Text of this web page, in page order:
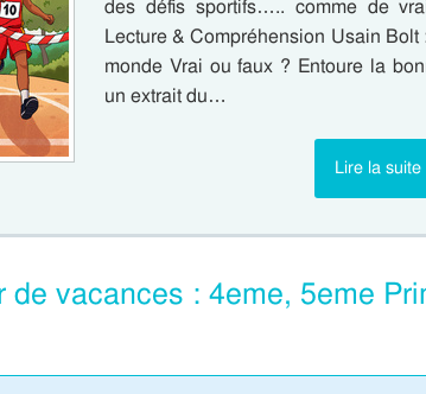
des défis sportifs….. comme de
Lecture & Compréhension Usain Bolt
monde Vrai ou faux ? Entoure la
un extrait du…
Lire la suite
de vacances : 4eme, 5eme